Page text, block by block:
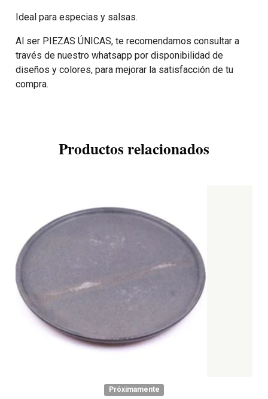
Ideal para especias y salsas.
Al ser PIEZAS ÚNICAS, te recomendamos consultar a
través de nuestro whatsapp por disponibilidad de
diseños y colores, para mejorar la satisfacción de tu
compra.
Productos relacionados
Próximamente